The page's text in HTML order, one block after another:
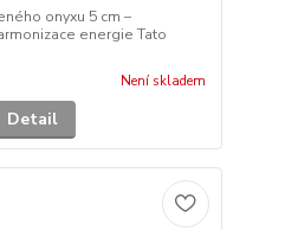
onyxu 5 cm –
energie Tato
Není skladem
Detail